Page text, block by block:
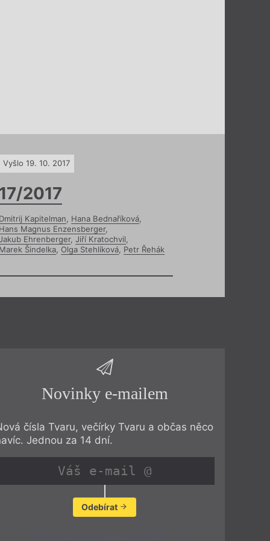
Vyšlo 19. 10. 2017
2017
Kapitelman Hana Bednaříková
Magnus Enzensberger,
Ehrenberger, Jiří Kratochvil
Šindelka Olga Stehlíková Petr Řehák
Novinky e-mailem
čísla Tvaru, večírky Tvaru a občas něco
Jednou za 14 dní.
Odebírat